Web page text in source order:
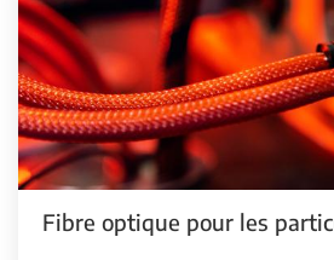
Fibre optique pour les